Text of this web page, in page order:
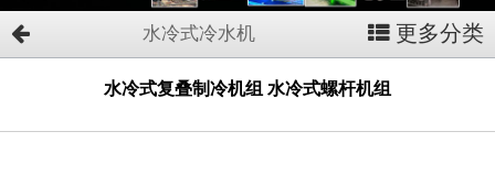
水冷式冷水机 更多分类
水冷式复叠制冷机组 水冷式螺杆机组